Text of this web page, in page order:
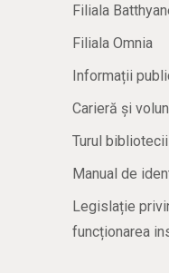
Filiala
Filiala Omnia
Informații
Carieră și
Turul bibliotecii
Manual de
Legislație
funcționarea